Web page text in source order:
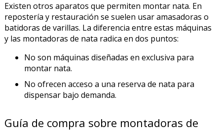
Existen otros aparatos que permiten montar nata. En
repostería y restauración se suelen usar amasadoras o
batidoras de varillas. La diferencia entre estas máquinas
y las montadoras de nata radica en dos puntos:
No son máquinas diseñadas en exclusiva para
montar nata.
No ofrecen acceso a una reserva de nata para
dispensar bajo demanda.
Guía de compra sobre montadoras de